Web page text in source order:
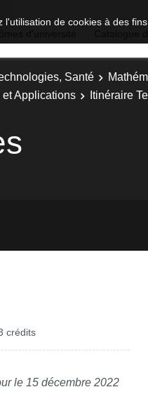
de cookies à des
Santé
et Applications
Itinéraire
crédits
le 15 décembre 2022